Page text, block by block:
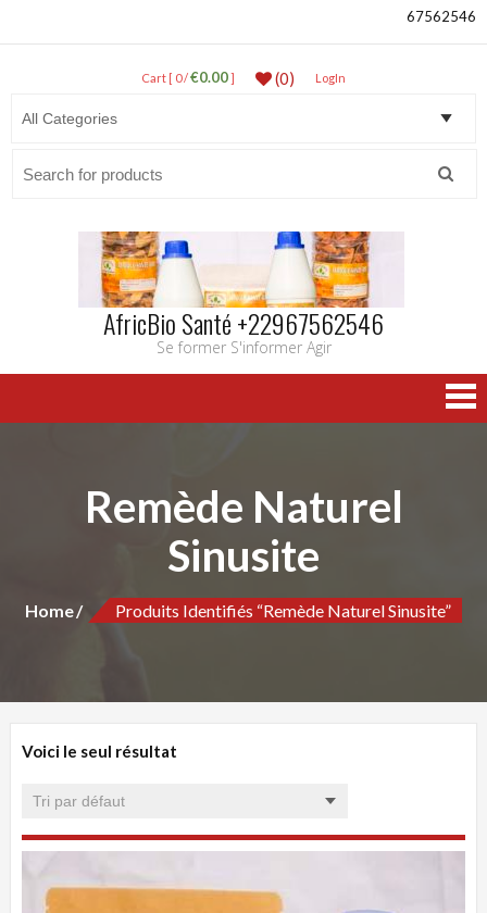
67562546
Cart [ 0 /€0.00] (0) LogIn
AfricBio Santé +22967562546
Se former S'informer Agir
Remède Naturel
Sinusite
Home Produits Identifiés “Remède Naturel Sinusite”
Voici le seul résultat